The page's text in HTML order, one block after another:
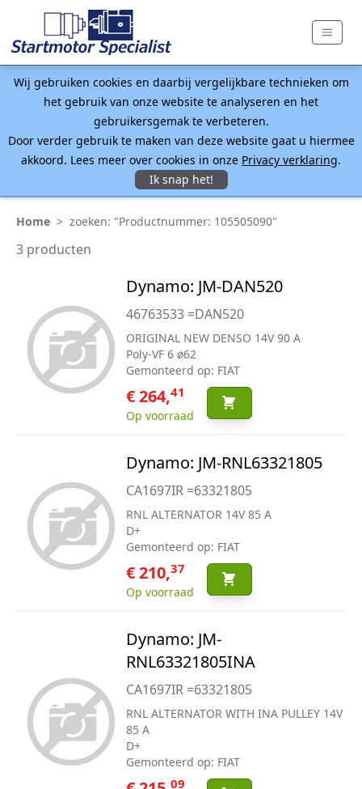
Wij gebruiken cookies en daarbij vergelijkbare technieken om
het gebruik van onze website te analyseren en het
gebruikersgemak te verbeteren.
Door verder gebruik te maken van deze website gaat u hiermee
akkoord. Lees meer over cookies in onze Privacy verklaring.
Ik snap het!
Home > zoeken: "Productnummer: 105505090"
3 producten
Dynamo: JM-DAN520
46763533 =DAN520
ORIGINAL NEW DENSO 14V 90 A
Poly-VF 6 ø62
Gemonteerd op: FIAT
€ 264,41
Op voorraad
Dynamo: JM-RNL63321805
CA1697IR =63321805
RNL ALTERNATOR 14V 85 A
D+
Gemonteerd op: FIAT
€ 210,37
Op voorraad
Dynamo: JM-
RNL63321805INA
CA1697IR =63321805
RNL ALTERNATOR WITH INA PULLEY 14V
85 A
D+
Gemonteerd op: FIAT
09